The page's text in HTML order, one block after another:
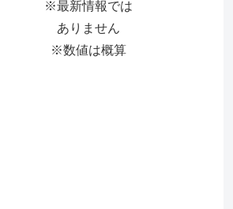
※最新情報では
ありません
※数値は概算